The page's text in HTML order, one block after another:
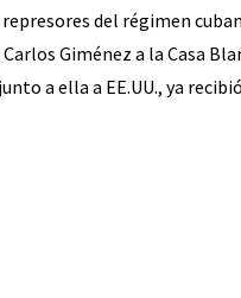
del régimen
Giménez a la Casa
a ella a EE.UU., ya